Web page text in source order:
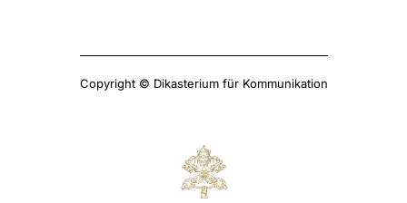
Copyright © Dikasterium für Kommunikation